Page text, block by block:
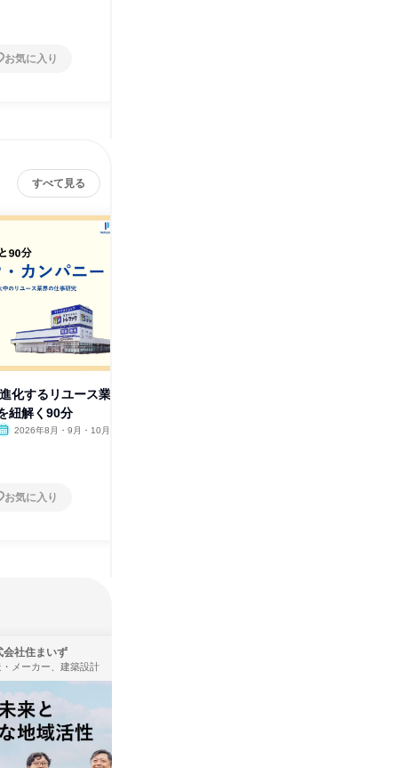
お気に入り
すべて見る
化するリユース業
紐解く90分
2026年8月・9月・10月
お気に入り
会社住まいず
・メーカー、建築設計